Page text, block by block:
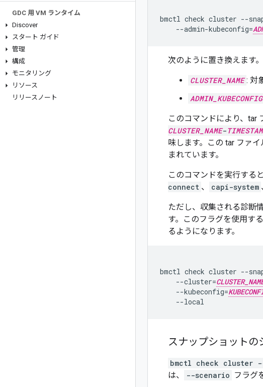
GDC 用 VM ランタイム
Discover
スタート ガイド
管理
構成
モニタリング
リソース
リリースノート
bmctl check cluster --
--admin-kubeconfig=
次のように置き換えます。
CLUSTER_NAME : 対
ADMIN_KUBECONFIG
このコマンドにより、tar
CLUSTER_NAME-
味します。この tar ファ
まれています。
このコマンドを実行する
connect 、 capi-system
ただし、収集される診断
す。このフラグを使用す
るようになります。
bmctl check cluster --
--cluster=
--kubeconfig=
スナップショットの
bmctl check cluster
は、
--scenario フラグ